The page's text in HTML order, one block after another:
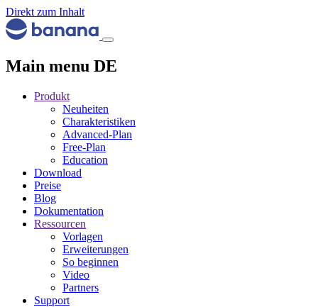
Direkt zum Inhalt
Main menu DE
Produkt
Neuheiten
Charakteristiken
Advanced-Plan
Free-Plan
Education
Download
Preise
Blog
Dokumentation
Ressourcen
Vorlagen
Erweiterungen
So beginnen
Video
Partners
Support